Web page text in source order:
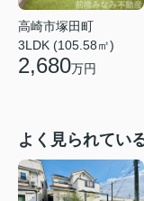
高崎市塚田町
3LDK (105.58㎡)
2,680万円
よく見られてい